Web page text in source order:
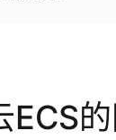
ECS